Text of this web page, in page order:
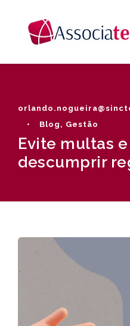
•
Blog , Gestão
Evite multas
descumprir